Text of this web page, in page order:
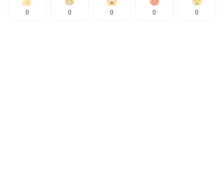
0 0 0 0 0